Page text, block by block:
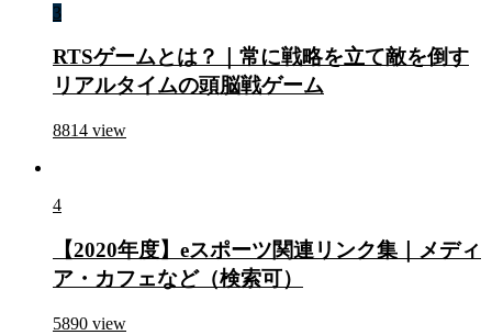
3
RTSゲームとは？｜常に戦略を立て敵を倒す
リアルタイムの頭脳戦ゲーム
8814 view
4
【2020年度】eスポーツ関連リンク集｜メディ
ア・カフェなど（検索可）
5890 view